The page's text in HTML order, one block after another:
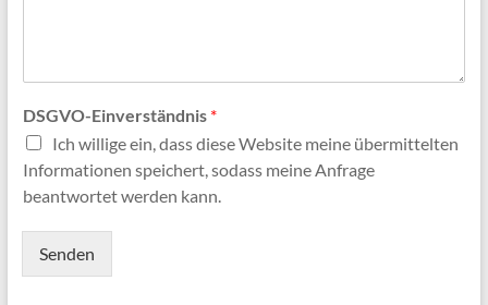
DSGVO-Einverständnis *
Ich willige ein, dass diese Website meine übermittelten
Informationen speichert, sodass meine Anfrage
beantwortet werden kann.
Senden